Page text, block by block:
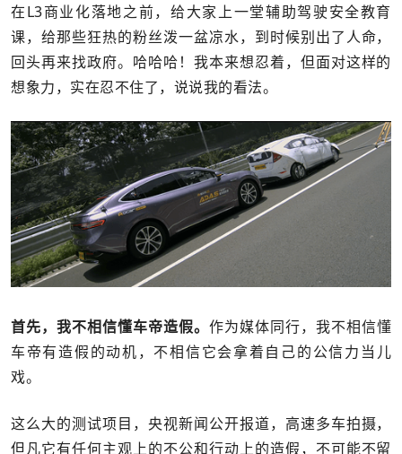
在L3商业化落地之前，给大家上一堂辅助驾驶安全教育
课，给那些狂热的粉丝泼一盆凉水，到时候别出了人命，
回头再来找政府。哈哈哈！我本来想忍着，但面对这样的
想象力，实在忍不住了，说说我的看法。
首先，我不相信懂车帝造假。 作为媒体同行，我不相信懂
车帝有造假的动机，不相信它会拿着自己的公信力当儿
戏。
这么大的测试项目，央视新闻公开报道，高速多车拍摄，
但凡它有任何主观上的不公和行动上的造假，不可能不留